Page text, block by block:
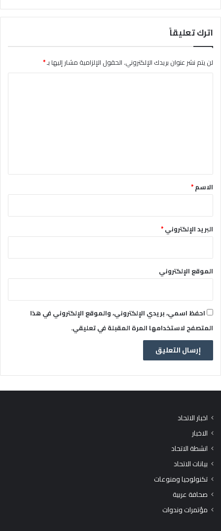
اترك تعليقاً
لن يتم نشر عنوان بريدك الإلكتروني.الحقول الإلزامية مشار إليها بـ*
*الاسم*
البريد الإلكتروني*
الموقع الإلكتروني
احفظ اسمي، بريدي الإلكتروني، والموقع الإلكتروني في هذا
المتصفح لاستخدامها المرة المقبلة في تعليقي.
اخبار الاتحاد
الاخبار
انشطة الاتحاد
بيانات الاتحاد
تكنولوجيا ومنوعات
صحافة عربية
مؤتمرات وندوات